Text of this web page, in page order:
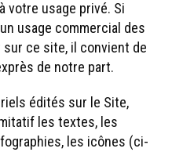
votre usage privé. Si
usage commercial des
ce site, il convient de
de notre part.
édités sur le Site,
les textes, les
les icônes (ci-